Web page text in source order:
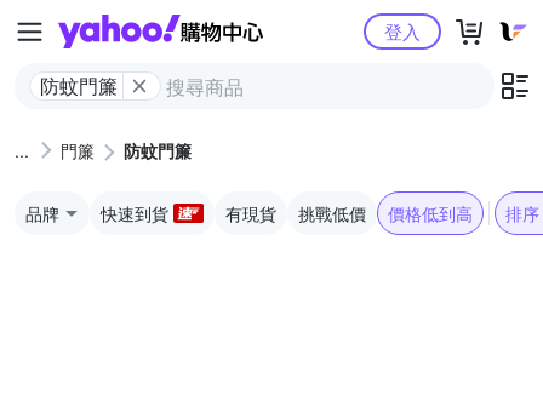
Yahoo購物中心
防蚊門簾
登入
門簾 防蚊門簾
品牌 快速到貨 有現貨 挑戰低價 價格低到高 排序